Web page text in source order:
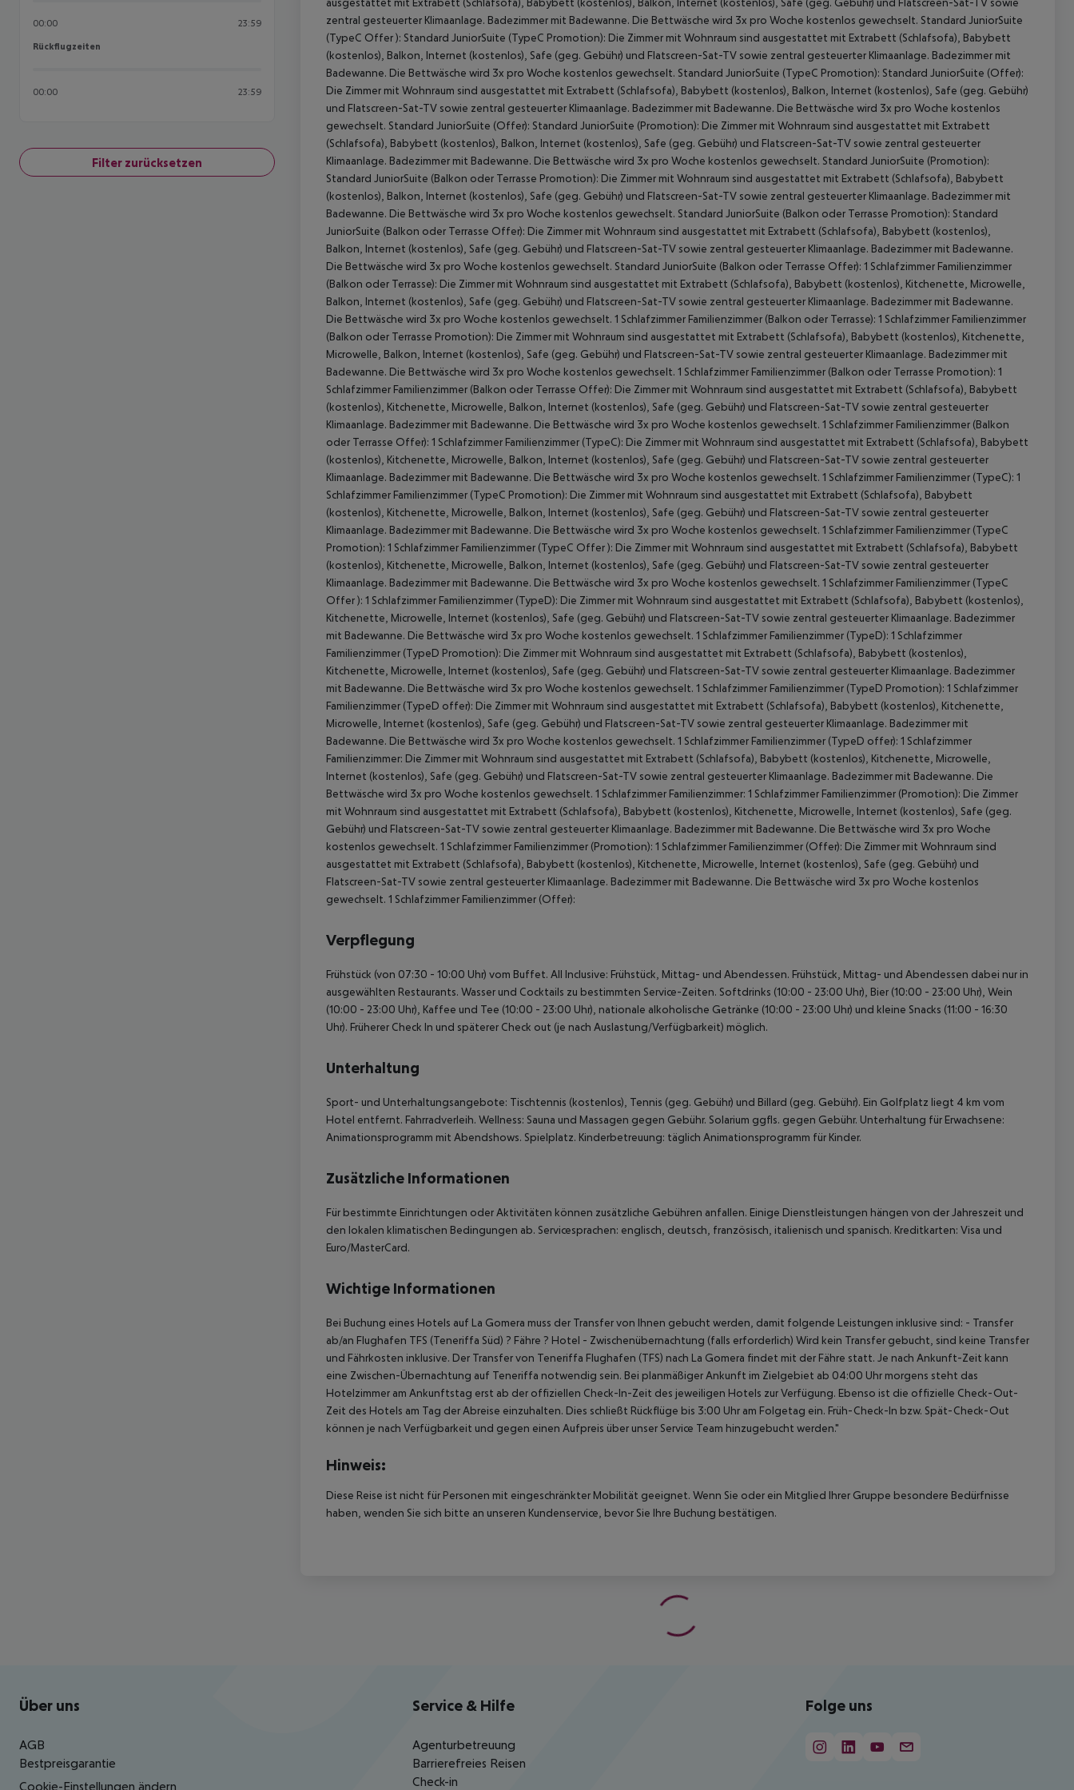
00:00 23:59
Rückflugzeiten
Rückflugzeiten
00:00 23:59
Filter zurücksetzen
zentral gesteuerter Klimaanlage. Badezimmer mit Badewanne. Die Bettwäsche wird 3x pro Woche kostenlos gewechselt. Standard JuniorSuite
(TypeC Offer ): Standard JuniorSuite (TypeC Promotion): Die Zimmer mit Wohnraum sind ausgestattet mit Extrabett (Schlafsofa), Babybett
(kostenlos), Balkon, Internet (kostenlos), Safe (geg. Gebühr) und Flatscreen-Sat-TV sowie zentral gesteuerter Klimaanlage. Badezimmer mit
Badewanne. Die Bettwäsche wird 3x pro Woche kostenlos gewechselt. Standard JuniorSuite (TypeC Promotion): Standard JuniorSuite (Offer):
Die Zimmer mit Wohnraum sind ausgestattet mit Extrabett (Schlafsofa), Babybett (kostenlos), Balkon, Internet (kostenlos), Safe (geg. Gebühr)
und Flatscreen-Sat-TV sowie zentral gesteuerter Klimaanlage. Badezimmer mit Badewanne. Die Bettwäsche wird 3x pro Woche kostenlos
gewechselt. Standard JuniorSuite (Offer): Standard JuniorSuite (Promotion): Die Zimmer mit Wohnraum sind ausgestattet mit Extrabett
(Schlafsofa), Babybett (kostenlos), Balkon, Internet (kostenlos), Safe (geg. Gebühr) und Flatscreen-Sat-TV sowie zentral gesteuerter
Klimaanlage. Badezimmer mit Badewanne. Die Bettwäsche wird 3x pro Woche kostenlos gewechselt. Standard JuniorSuite (Promotion):
Standard JuniorSuite (Balkon oder Terrasse Promotion): Die Zimmer mit Wohnraum sind ausgestattet mit Extrabett (Schlafsofa), Babybett
(kostenlos), Balkon, Internet (kostenlos), Safe (geg. Gebühr) und Flatscreen-Sat-TV sowie zentral gesteuerter Klimaanlage. Badezimmer mit
Badewanne. Die Bettwäsche wird 3x pro Woche kostenlos gewechselt. Standard JuniorSuite (Balkon oder Terrasse Promotion): Standard
JuniorSuite (Balkon oder Terrasse Offer): Die Zimmer mit Wohnraum sind ausgestattet mit Extrabett (Schlafsofa), Babybett (kostenlos),
Balkon, Internet (kostenlos), Safe (geg. Gebühr) und Flatscreen-Sat-TV sowie zentral gesteuerter Klimaanlage. Badezimmer mit Badewanne.
Die Bettwäsche wird 3x pro Woche kostenlos gewechselt. Standard JuniorSuite (Balkon oder Terrasse Offer): 1 Schlafzimmer Familienzimmer
(Balkon oder Terrasse): Die Zimmer mit Wohnraum sind ausgestattet mit Extrabett (Schlafsofa), Babybett (kostenlos), Kitchenette, Microwelle,
Balkon, Internet (kostenlos), Safe (geg. Gebühr) und Flatscreen-Sat-TV sowie zentral gesteuerter Klimaanlage. Badezimmer mit Badewanne.
Die Bettwäsche wird 3x pro Woche kostenlos gewechselt. 1 Schlafzimmer Familienzimmer (Balkon oder Terrasse): 1 Schlafzimmer Familienzimmer
(Balkon oder Terrasse Promotion): Die Zimmer mit Wohnraum sind ausgestattet mit Extrabett (Schlafsofa), Babybett (kostenlos), Kitchenette,
Microwelle, Balkon, Internet (kostenlos), Safe (geg. Gebühr) und Flatscreen-Sat-TV sowie zentral gesteuerter Klimaanlage. Badezimmer mit
Badewanne. Die Bettwäsche wird 3x pro Woche kostenlos gewechselt. 1 Schlafzimmer Familienzimmer (Balkon oder Terrasse Promotion): 1
Schlafzimmer Familienzimmer (Balkon oder Terrasse Offer): Die Zimmer mit Wohnraum sind ausgestattet mit Extrabett (Schlafsofa), Babybett
(kostenlos), Kitchenette, Microwelle, Balkon, Internet (kostenlos), Safe (geg. Gebühr) und Flatscreen-Sat-TV sowie zentral gesteuerter
Klimaanlage. Badezimmer mit Badewanne. Die Bettwäsche wird 3x pro Woche kostenlos gewechselt. 1 Schlafzimmer Familienzimmer (Balkon
oder Terrasse Offer): 1 Schlafzimmer Familienzimmer (TypeC): Die Zimmer mit Wohnraum sind ausgestattet mit Extrabett (Schlafsofa), Babybett
(kostenlos), Kitchenette, Microwelle, Balkon, Internet (kostenlos), Safe (geg. Gebühr) und Flatscreen-Sat-TV sowie zentral gesteuerter
Klimaanlage. Badezimmer mit Badewanne. Die Bettwäsche wird 3x pro Woche kostenlos gewechselt. 1 Schlafzimmer Familienzimmer (TypeC): 1
Schlafzimmer Familienzimmer (TypeC Promotion): Die Zimmer mit Wohnraum sind ausgestattet mit Extrabett (Schlafsofa), Babybett
(kostenlos), Kitchenette, Microwelle, Balkon, Internet (kostenlos), Safe (geg. Gebühr) und Flatscreen-Sat-TV sowie zentral gesteuerter
Klimaanlage. Badezimmer mit Badewanne. Die Bettwäsche wird 3x pro Woche kostenlos gewechselt. 1 Schlafzimmer Familienzimmer (TypeC
Promotion): 1 Schlafzimmer Familienzimmer (TypeC Offer ): Die Zimmer mit Wohnraum sind ausgestattet mit Extrabett (Schlafsofa), Babybett
(kostenlos), Kitchenette, Microwelle, Balkon, Internet (kostenlos), Safe (geg. Gebühr) und Flatscreen-Sat-TV sowie zentral gesteuerter
Klimaanlage. Badezimmer mit Badewanne. Die Bettwäsche wird 3x pro Woche kostenlos gewechselt. 1 Schlafzimmer Familienzimmer (TypeC
Offer ): 1 Schlafzimmer Familienzimmer (TypeD): Die Zimmer mit Wohnraum sind ausgestattet mit Extrabett (Schlafsofa), Babybett (kostenlos),
Kitchenette, Microwelle, Internet (kostenlos), Safe (geg. Gebühr) und Flatscreen-Sat-TV sowie zentral gesteuerter Klimaanlage. Badezimmer
mit Badewanne. Die Bettwäsche wird 3x pro Woche kostenlos gewechselt. 1 Schlafzimmer Familienzimmer (TypeD): 1 Schlafzimmer
Familienzimmer (TypeD Promotion): Die Zimmer mit Wohnraum sind ausgestattet mit Extrabett (Schlafsofa), Babybett (kostenlos),
Kitchenette, Microwelle, Internet (kostenlos), Safe (geg. Gebühr) und Flatscreen-Sat-TV sowie zentral gesteuerter Klimaanlage. Badezimmer
mit Badewanne. Die Bettwäsche wird 3x pro Woche kostenlos gewechselt. 1 Schlafzimmer Familienzimmer (TypeD Promotion): 1 Schlafzimmer
Familienzimmer (TypeD offer): Die Zimmer mit Wohnraum sind ausgestattet mit Extrabett (Schlafsofa), Babybett (kostenlos), Kitchenette,
Microwelle, Internet (kostenlos), Safe (geg. Gebühr) und Flatscreen-Sat-TV sowie zentral gesteuerter Klimaanlage. Badezimmer mit
Badewanne. Die Bettwäsche wird 3x pro Woche kostenlos gewechselt. 1 Schlafzimmer Familienzimmer (TypeD offer): 1 Schlafzimmer
Familienzimmer: Die Zimmer mit Wohnraum sind ausgestattet mit Extrabett (Schlafsofa), Babybett (kostenlos), Kitchenette, Microwelle,
Internet (kostenlos), Safe (geg. Gebühr) und Flatscreen-Sat-TV sowie zentral gesteuerter Klimaanlage. Badezimmer mit Badewanne. Die
Bettwäsche wird 3x pro Woche kostenlos gewechselt. 1 Schlafzimmer Familienzimmer: 1 Schlafzimmer Familienzimmer (Promotion): Die Zimmer
mit Wohnraum sind ausgestattet mit Extrabett (Schlafsofa), Babybett (kostenlos), Kitchenette, Microwelle, Internet (kostenlos), Safe (geg.
Gebühr) und Flatscreen-Sat-TV sowie zentral gesteuerter Klimaanlage. Badezimmer mit Badewanne. Die Bettwäsche wird 3x pro Woche
kostenlos gewechselt. 1 Schlafzimmer Familienzimmer (Promotion): 1 Schlafzimmer Familienzimmer (Offer): Die Zimmer mit Wohnraum sind
ausgestattet mit Extrabett (Schlafsofa), Babybett (kostenlos), Kitchenette, Microwelle, Internet (kostenlos), Safe (geg. Gebühr) und
Flatscreen-Sat-TV sowie zentral gesteuerter Klimaanlage. Badezimmer mit Badewanne. Die Bettwäsche wird 3x pro Woche kostenlos
gewechselt. 1 Schlafzimmer Familienzimmer (Offer):
Verpflegung
Frühstück (von 07:30 - 10:00 Uhr) vom Buffet. All Inclusive: Frühstück, Mittag- und Abendessen. Frühstück, Mittag- und Abendessen dabei nur in
ausgewählten Restaurants. Wasser und Cocktails zu bestimmten Service-Zeiten. Softdrinks (10:00 - 23:00 Uhr), Bier (10:00 - 23:00 Uhr), Wein
(10:00 - 23:00 Uhr), Kaffee und Tee (10:00 - 23:00 Uhr), nationale alkoholische Getränke (10:00 - 23:00 Uhr) und kleine Snacks (11:00 - 16:30
Uhr). Früherer Check In und späterer Check out (je nach Auslastung/Verfügbarkeit) möglich.
Unterhaltung
Sport- und Unterhaltungsangebote: Tischtennis (kostenlos), Tennis (geg. Gebühr) und Billard (geg. Gebühr). Ein Golfplatz liegt 4 km vom
Hotel entfernt. Fahrradverleih. Wellness: Sauna und Massagen gegen Gebühr. Solarium ggfls. gegen Gebühr. Unterhaltung für Erwachsene:
Animationsprogramm mit Abendshows. Spielplatz. Kinderbetreuung: täglich Animationsprogramm für Kinder.
Zusätzliche Informationen
Für bestimmte Einrichtungen oder Aktivitäten können zusätzliche Gebühren anfallen. Einige Dienstleistungen hängen von der Jahreszeit und
den lokalen klimatischen Bedingungen ab. Servicesprachen: englisch, deutsch, französisch, italienisch und spanisch. Kreditkarten: Visa und
Euro/MasterCard.
Wichtige Informationen
Bei Buchung eines Hotels auf La Gomera muss der Transfer von Ihnen gebucht werden, damit folgende Leistungen inklusive sind: - Transfer
ab/an Flughafen TFS (Teneriffa Süd) ? Fähre ? Hotel - Zwischenübernachtung (falls erforderlich) Wird kein Transfer gebucht, sind keine Transfer
und Fährkosten inklusive. Der Transfer von Teneriffa Flughafen (TFS) nach La Gomera findet mit der Fähre statt. Je nach Ankunft-Zeit kann
eine Zwischen-Übernachtung auf Teneriffa notwendig sein. Bei planmäßiger Ankunft im Zielgebiet ab 04:00 Uhr morgens steht das
Hotelzimmer am Ankunftstag erst ab der offiziellen Check-In-Zeit des jeweiligen Hotels zur Verfügung. Ebenso ist die offizielle Check-Out-
Zeit des Hotels am Tag der Abreise einzuhalten. Dies schließt Rückflüge bis 3:00 Uhr am Folgetag ein. Früh-Check-In bzw. Spät-Check-Out
können je nach Verfügbarkeit und gegen einen Aufpreis über unser Service Team hinzugebucht werden."
Hinweis:
Diese Reise ist nicht für Personen mit eingeschränkter Mobilität geeignet. Wenn Sie oder ein Mitglied Ihrer Gruppe besondere Bedürfnisse
haben, wenden Sie sich bitte an unseren Kundenservice, bevor Sie Ihre Buchung bestätigen.
Footer navigation
Über uns
AGB
Bestpreisgarantie
Cookie-Einstellungen ändern
Service & Hilfe
Agenturbetreuung
Barrierefreies Reisen
Check-in
Folge uns